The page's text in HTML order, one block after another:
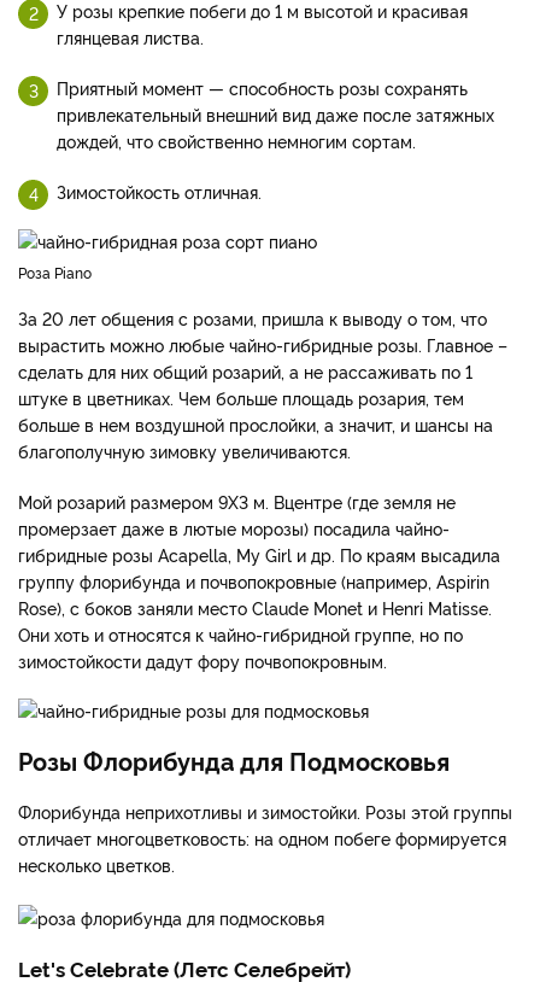
У розы крепкие побеги до 1 м высотой и красивая
глянцевая листва.
Приятный момент — способность розы сохранять
привлекательный внешний вид даже после затяжных
дождей, что свойственно немногим сортам.
Зимостойкость отличная.
Роза Piano
За 20 лет общения с розами, пришла к выводу о том, что
вырастить можно любые чайно-гибридные розы. Главное –
сделать для них общий розарий, а не рассаживать по 1
штуке в цветниках. Чем больше площадь розария, тем
больше в нем воздушной прослойки, а значит, и шансы на
благополучную зимовку увеличиваются.
Мой розарий размером 9X3 м. Вцентре (где земля не
промерзает даже в лютые морозы) посадила чайно-
гибридные розы Acapella, My Girl и др. По краям высадила
группу флорибунда и почвопокровные (например, Aspirin
Rose), с боков заняли место Claude Monet и Henri Matisse.
Они хоть и относятся к чайно-гибридной группе, но по
зимостойкости дадут фору почвопокровным.
Розы Флорибунда для Подмосковья
Флорибунда неприхотливы и зимостойки. Розы этой группы
отличает многоцветковость: на одном побеге формируется
несколько цветков.
Let's Celebrate (Летс Селебрейт)